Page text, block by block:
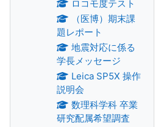
ロコモ度テスト
（医博）期末課
題レポート
地震対応に係る
学長メッセージ
Leica SP5X 操作
説明会
数理科学科 卒業
研究配属希望調査